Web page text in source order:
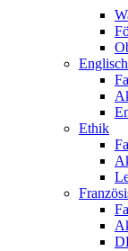
Englisch
Ethik